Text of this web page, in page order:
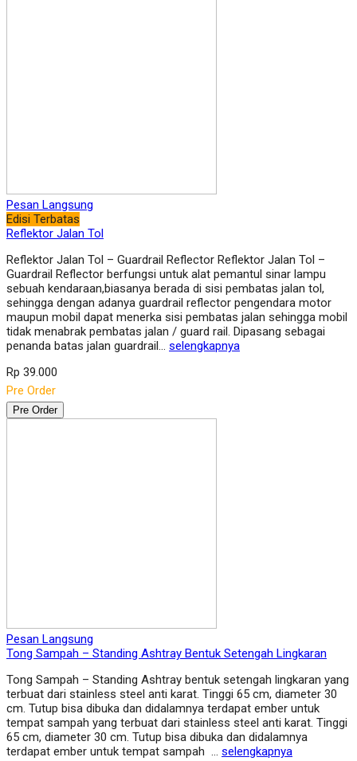
Pesan Langsung
Edisi Terbatas
Reflektor Jalan Tol
Reflektor Jalan Tol – Guardrail Reflector Reflektor Jalan Tol –
Guardrail Reflector berfungsi untuk alat pemantul sinar lampu
sebuah kendaraan,biasanya berada di sisi pembatas jalan tol,
sehingga dengan adanya guardrail reflector pengendara motor
maupun mobil dapat menerka sisi pembatas jalan sehingga mobil
tidak menabrak pembatas jalan / guard rail. Dipasang sebagai
penanda batas jalan guardrail… selengkapnya
Rp 39.000
Pre Order
Pre Order
Pesan Langsung
Tong Sampah – Standing Ashtray Bentuk Setengah Lingkaran
Tong Sampah – Standing Ashtray bentuk setengah lingkaran yang
terbuat dari stainless steel anti karat. Tinggi 65 cm, diameter 30
cm. Tutup bisa dibuka dan didalamnya terdapat ember untuk
tempat sampah yang terbuat dari stainless steel anti karat. Tinggi
65 cm, diameter 30 cm. Tutup bisa dibuka dan didalamnya
terdapat ember untuk tempat sampah … selengkapnya